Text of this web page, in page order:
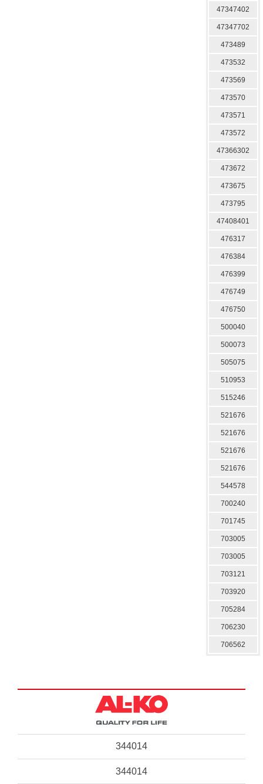
47347402
47347702
473489
473532
473569
473570
473571
473572
47366302
473672
473675
473795
47408401
476317
476384
476399
476749
476750
500040
500073
505075
510953
515246
521676
521676
521676
521676
544578
700240
701745
703005
703005
703121
703920
705284
706230
706562
344014
344014